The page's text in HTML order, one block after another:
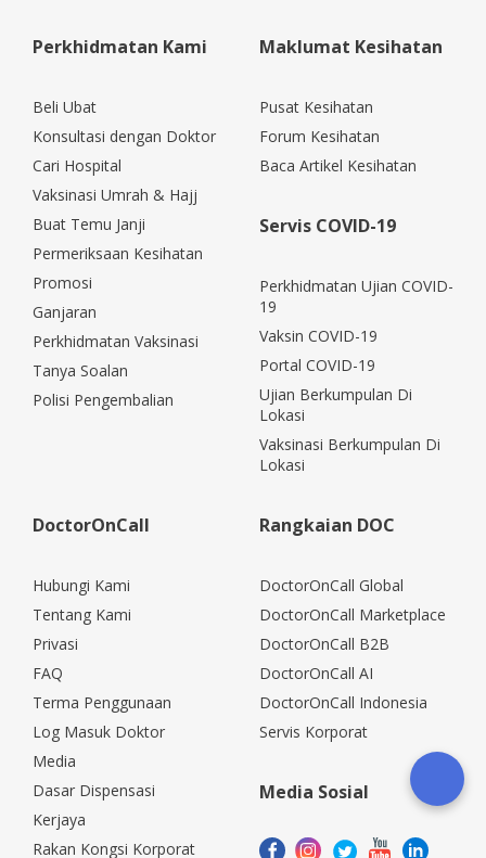
Perkhidmatan Kami
Beli Ubat
Konsultasi dengan Doktor
Cari Hospital
Vaksinasi Umrah & Hajj
Buat Temu Janji
Permeriksaan Kesihatan
Promosi
Ganjaran
Perkhidmatan Vaksinasi
Tanya Soalan
Polisi Pengembalian
Maklumat Kesihatan
Pusat Kesihatan
Forum Kesihatan
Baca Artikel Kesihatan
Servis COVID-19
Perkhidmatan Ujian COVID-
19
Vaksin COVID-19
Portal COVID-19
Ujian Berkumpulan Di
Lokasi
Vaksinasi Berkumpulan Di
Lokasi
DoctorOnCall
Hubungi Kami
Tentang Kami
Privasi
FAQ
Terma Penggunaan
Log Masuk Doktor
Media
Dasar Dispensasi
Kerjaya
Rakan Kongsi Korporat
Rangkaian DOC
DoctorOnCall Global
DoctorOnCall Marketplace
DoctorOnCall B2B
DoctorOnCall AI
DoctorOnCall Indonesia
Servis Korporat
Media Sosial